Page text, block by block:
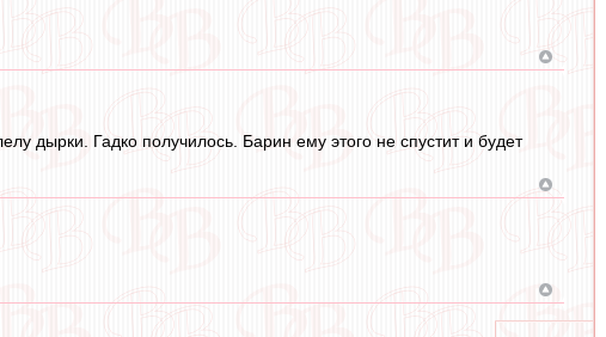
дырки. Гадко получилось. Барин ему этого не спустит и будет